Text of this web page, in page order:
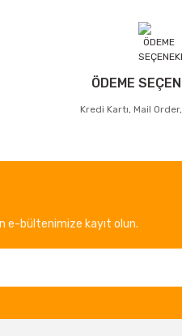
ÖDEME
Kredi Kartı, Mail
e-bültenimize kayıt olun.